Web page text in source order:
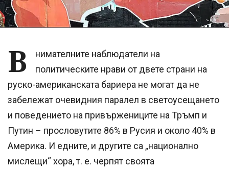
В
нимателните наблюдатели на
политическите нрави от двете страни на
руско-американската бариера не могат да не
забележат очевидния паралел в светоусещането
и поведението на привържениците на Тръмп и
Путин – прословутите 86% в Русия и около 40% в
Америка. И едните, и другите са „национално
мислещи“ хора, т. е. черпят своята